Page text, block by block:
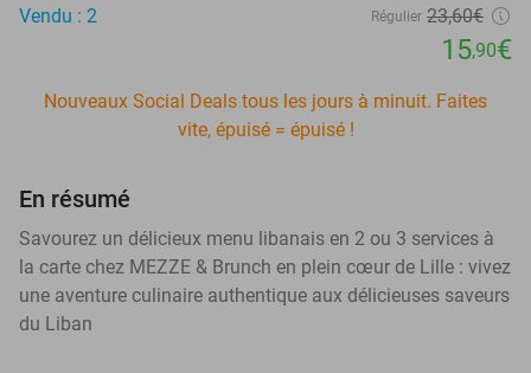
Vendu : 2
Régulier 23,60€
15,90€
Nouveaux Social Deals tous les jours à minuit. Faites
vite, épuisé = épuisé !
En résumé
Savourez un délicieux menu libanais en 2 ou 3 services à
la carte chez MEZZE & Brunch en plein cœur de Lille : vivez
une aventure culinaire authentique aux délicieuses saveurs
du Liban